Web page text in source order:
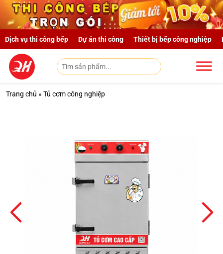
Skip to main content
Dịch vụ thi công bếp Dự án thi công Thiết bị bếp công nghiệp
Trang chủ » Tủ cơm công nghiệp